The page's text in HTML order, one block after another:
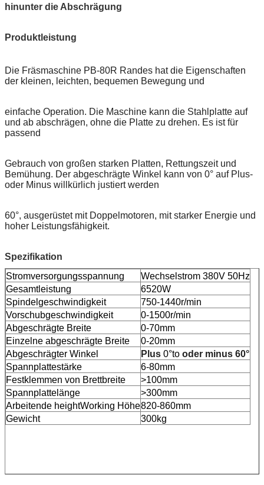
hinunter die Abschrägung
Produktleistung
Die Fräsmaschine PB-80R Randes hat die Eigenschaften
der kleinen, leichten, bequemen Bewegung und
einfache Operation. Die Maschine kann die Stahlplatte auf
und ab abschrägen, ohne die Platte zu drehen. Es ist für
passend
Gebrauch von großen starken Platten, Rettungszeit und
Bemühung. Der abgeschrägte Winkel kann von 0° auf Plus-
oder Minus willkürlich justiert werden
60°, ausgerüstet mit Doppelmotoren, mit starker Energie und
hoher Leistungsfähigkeit.
Spezifikation
Stromversorgungsspannung
Wechselstrom 380V 50Hz
Gesamtleistung
6520W
Spindelgeschwindigkeit
750-1440r/min
Vorschubgeschwindigkeit
0-1500r/min
Abgeschrägte Breite
0-70mm
Einzelne abgeschrägte Breite
0-20mm
Abgeschrägter Winkel
Plus 0°to oder minus 60°
Spannplattestärke
6-80mm
Festklemmen von Brettbreite
>100mm
Spannplattelänge
>300mm
Arbeitende heightWorking Höhe820-860mm
Gewicht
300kg